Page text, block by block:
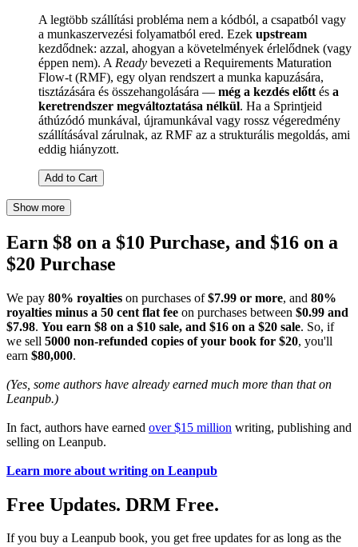
A legtöbb szállítási probléma nem a kódból, a csapatból vagy
a munkaszervezési folyamatból ered. Ezek upstream
kezdődnek: azzal, ahogyan a követelmények érlelődnek (vagy
éppen nem). A Ready bevezeti a Requirements Maturation
Flow-t (RMF), egy olyan rendszert a munka kapuzására,
tisztázására és összehangolására — még a kezdés előtt és a
keretrendszer megváltoztatása nélkül. Ha a Sprintjeid
áthúzódó munkával, újramunkával vagy rossz végeredmény
szállításával zárulnak, az RMF az a strukturális megoldás, ami
eddig hiányzott.
Add to Cart
Show more
Earn $8 on a $10 Purchase, and $16 on a
$20 Purchase
We pay 80% royalties on purchases of$7.99 or more, and 80%
royalties minus a 50 cent flat fee on purchases between $0.99 and
$7.98. You earn $8 on a $10 sale, and $16 on a $20 sale. So, if
we sell 5000 non-refunded copies of your book for $20, you'll
earn $80,000.
(Yes, some authors have already earned much more than that on
Leanpub.)
In fact, authors have earned over $15 million writing, publishing and
selling on Leanpub.
Learn more about writing on Leanpub
Free Updates. DRM Free.
If you buy a Leanpub book, you get free updates for as long as the